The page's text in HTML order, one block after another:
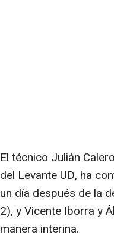
El técnico Julián
del Levante UD, ha
un día después de la
2), y Vicente Iborra y
manera interina.